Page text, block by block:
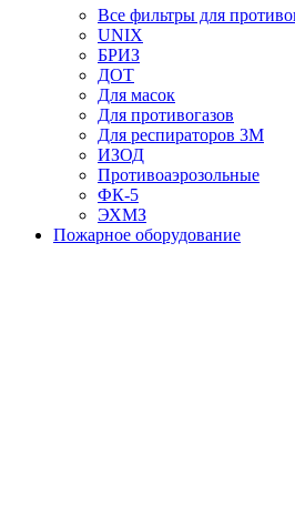
Все фильтры для
UNIX
БРИЗ
ДОТ
Для масок
Для противогазов
Для респираторов 3М
ИЗОД
Противоаэрозольные
ФК-5
ЭХМЗ
Пожарное оборудование